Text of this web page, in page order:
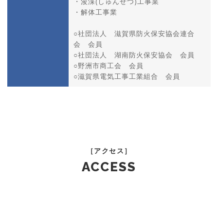
・解体工事業
○社団法人 滋賀県防火保安協会連合
会 会員
○社団法人 湖南防火保安協会 会員
○野洲市商工会 会員
○滋賀県電気工事工業組合 会員
［アクセス］
ACCESS